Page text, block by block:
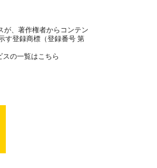
が、著作権者からコンテン
す登録商標（登録番号 第
の一覧はこちら